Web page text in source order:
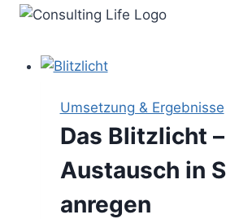
Zum
springen
Umsetzung & Ergebnisse
Das Blitzlicht
Austausch in
anregen